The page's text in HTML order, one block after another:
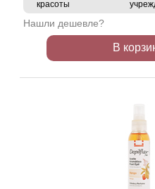
красоты
Нашли дешевле?
В